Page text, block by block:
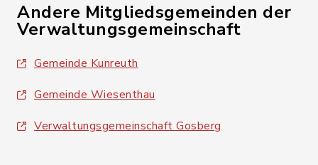
Andere Mitgliedsgemeinden der
Verwaltungsgemeinschaft
Gemeinde Kunreuth
Gemeinde Wiesenthau
Verwaltungsgemeinschaft Gosberg